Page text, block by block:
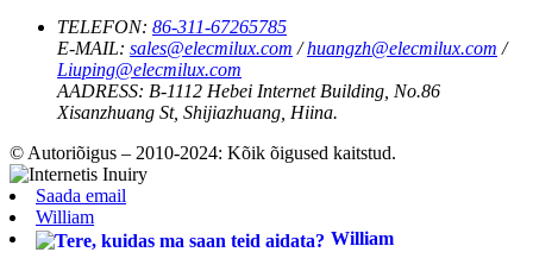
TELEFON: 86-311-67265785
E-MAIL: sales@elecmilux.com /huangzh@elecmilux.com /
Liuping@elecmilux.com
AADRESS: B-1112 Hebei Internet Building, No.86
Xisanzhuang St, Shijiazhuang, Hiina.
© Autoriõigus – 2010-2024: Kõik õigused kaitstud.
Saada email
William
William